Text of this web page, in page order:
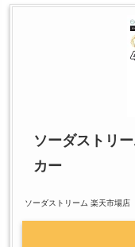
ソーダストリ
カー
ソーダストリーム 楽天市場店